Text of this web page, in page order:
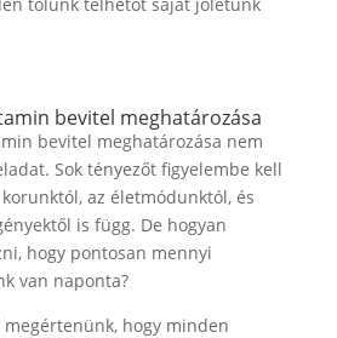
bevitel meghatározása
bevitel meghatározása nem
Sok tényezőt figyelembe kell
az életmódunktól, és
is függ. De hogyan
hogy pontosan mennyi
van naponta?
megértenünk, hogy minden